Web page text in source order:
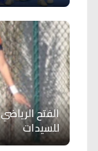
الفتح
للسيدات